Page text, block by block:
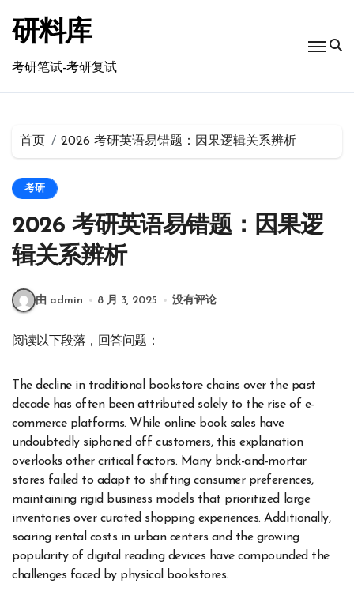
研料库
考研笔试-考研复试
首页 2026 考研英语易错题：因果逻辑关系辨析
考研
2026 考研英语易错题：因果逻
辑关系辨析
由 admin 8 月 3, 2025 没有评论
阅读以下段落，回答问题：
The decline in traditional bookstore chains over the past
decade has often been attributed solely to the rise of e-
commerce platforms. While online book sales have
undoubtedly siphoned off customers, this explanation
overlooks other critical factors. Many brick-and-mortar
stores failed to adapt to shifting consumer preferences,
maintaining rigid business models that prioritized large
inventories over curated shopping experiences. Additionally,
soaring rental costs in urban centers and the growing
popularity of digital reading devices have compounded the
challenges faced by physical bookstores.